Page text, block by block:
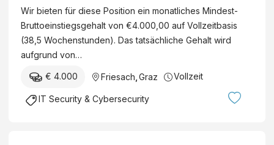
Wir bieten für diese Position ein monatliches Mindest-
Bruttoeinstiegsgehalt von €4.000,00 auf Vollzeitbasis
(38,5 Wochenstunden). Das tatsächliche Gehalt wird
aufgrund von…
€ 4.000 Friesach,Graz Vollzeit
IT Security & Cybersecurity